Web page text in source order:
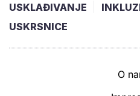
USKLAĐIVANJE
USKRSNICE
O